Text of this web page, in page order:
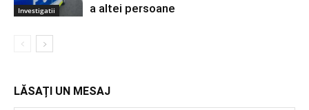
Investigatii
a altei persoane
LĂSAȚI UN MESAJ